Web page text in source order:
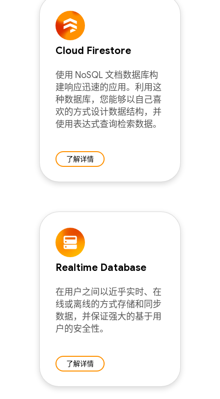
Cloud Firestore
使用 NoSQL 文档数据库构
建响应迅速的应用。利用这
种数据库，您能够以自己喜
欢的方式设计数据结构，并
使用表达式查询检索数据。
了解详情
Realtime Database
在用户之间以近乎实时、在
线或离线的方式存储和同步
数据，并保证强大的基于用
户的安全性。
了解详情